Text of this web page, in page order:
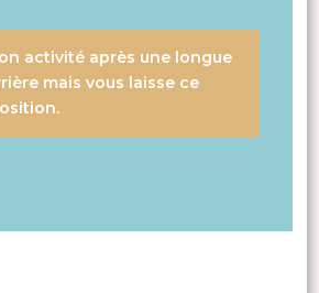
activité après une longue
mais vous laisse ce